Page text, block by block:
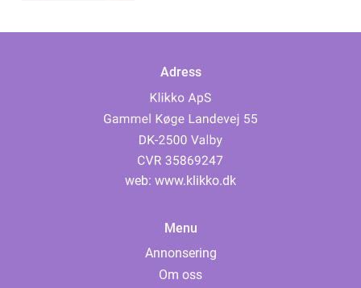
Adress
web: www.klikko.dk
Menu
Annonsering
Om oss